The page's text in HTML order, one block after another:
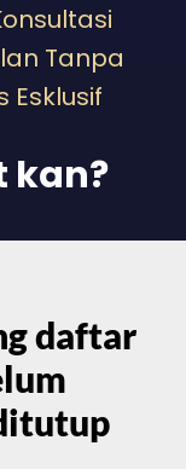
Tanpa
Esklusif
kan?
daftar